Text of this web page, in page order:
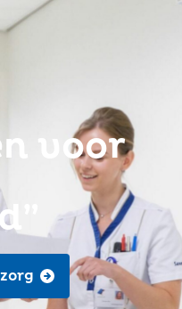
voor